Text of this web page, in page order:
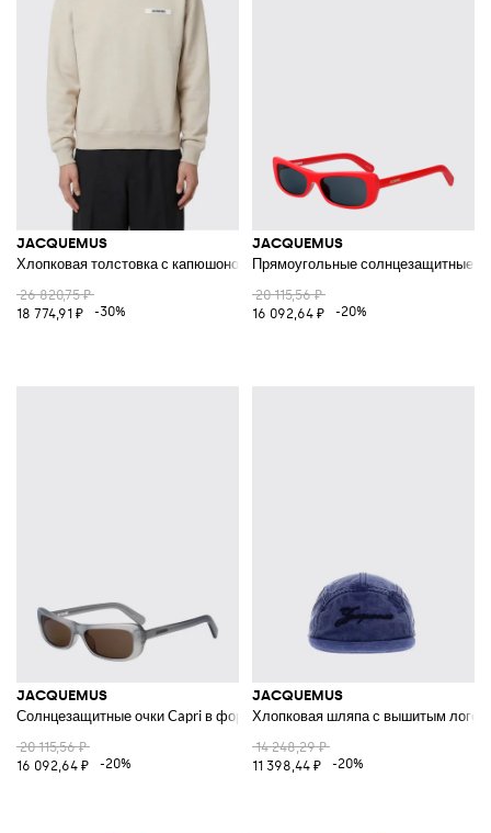
JACQUEMUS
Хлопковая толстовка с капюшоном и логотипом
26 820,75 ₽
18 774,91 ₽
-30%
JACQUEMUS
Прямоугольные солнцезащитные
20 115,56 ₽
16 092,64 ₽
-20%
JACQUEMUS
Солнцезащитные очки Capri в форме кошачий глаз с серой
20 115,56 ₽
16 092,64 ₽
-20%
JACQUEMUS
Хлопковая шляпа с вышитым
14 248,29 ₽
11 398,44 ₽
-20%